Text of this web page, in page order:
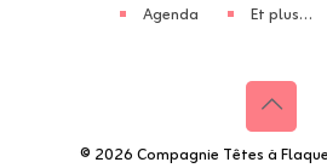
Agenda
Et plus…
© 2026 Compagnie Têtes à